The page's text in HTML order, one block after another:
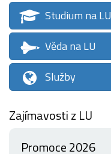
Studium na LU
Věda na LU
Služby
Zajímavosti z LU
Promoce 2026